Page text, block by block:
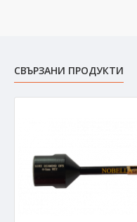
СВЪРЗАНИ ПРОДУКТИ